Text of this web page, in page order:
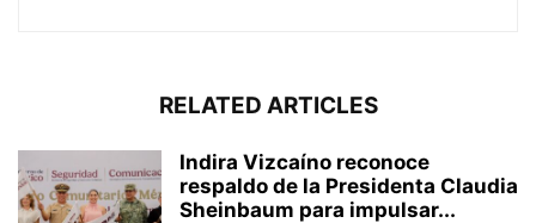
RELATED ARTICLES
Indira Vizcaíno reconoce
respaldo de la Presidenta Claudia
Sheinbaum para impulsar...